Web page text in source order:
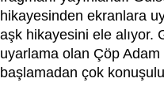
hikayesinden ekranlara
aşk hikayesini ele alıyor.
uyarlama olan Çöp Adam
başlamadan çok